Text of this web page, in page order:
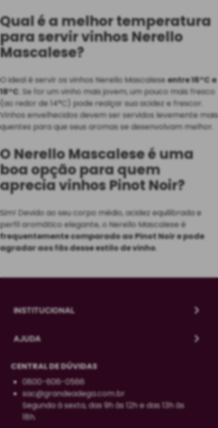
Qual é a melhor temperatura
para servir vinhos Nerello
Mascalese?
O ideal é servir os vinhos Nerello Mascaleseentre 16°C e
18°C . Se for um vinho mais jovem, um pouco mais fresco
(ao redor de 14°C) pode realçar sua acidez e frescor.
Vinhos envelhecidos devem ser servidos levemente mais
quentes para que seus aromas se desenvolvam melhor.
O Nerello Mascalese é uma
boa opção para quem
aprecia vinhos Pinot Noir?
Sim! Devido ao seu corpo médio, acidez equilibrada e
perfil aromático elegante, o Nerello Mascalese é
frequentemente comparado ao Pinot Noir e pode
agradar aos fãs desse estilo de vinho.
INSTITUCIONAL
AJUDA
CENTRAL DE DÚVIDAS
0800-606-0566
sac@grandeadega.com.br
Segunda à sexta, das 9h às 12h e das 13h às
18h.